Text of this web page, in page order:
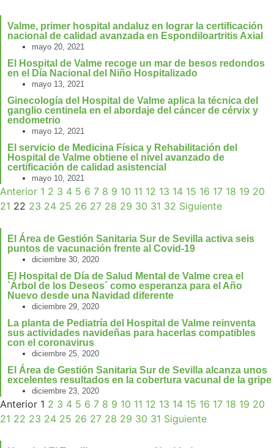
Valme, primer hospital andaluz en lograr la certificación
nacional de calidad avanzada en Espondiloartritis Axial
mayo 20, 2021
El Hospital de Valme recoge un mar de besos redondos
en el Día Nacional del Niño Hospitalizado
mayo 13, 2021
Ginecología del Hospital de Valme aplica la técnica del
ganglio centinela en el abordaje del cáncer de cérvix y
endometrio
mayo 12, 2021
El servicio de Medicina Física y Rehabilitación del
Hospital de Valme obtiene el nivel avanzado de
certificación de calidad asistencial
mayo 10, 2021
Anterior 1 2 3 4 5 6 7 8 9 10 11 12 13 14 15 16 17 18 19 20
21 22 23 24 25 26 27 28 29 30 31 32 Siguiente
El Área de Gestión Sanitaria Sur de Sevilla activa seis
puntos de vacunación frente al Covid-19
diciembre 30, 2020
El Hospital de Día de Salud Mental de Valme crea el
`Árbol de los Deseos´ como esperanza para el Año
Nuevo desde una Navidad diferente
diciembre 29, 2020
La planta de Pediatría del Hospital de Valme reinventa
sus actividades navideñas para hacerlas compatibles
con el coronavirus
diciembre 25, 2020
El Área de Gestión Sanitaria Sur de Sevilla alcanza unos
excelentes resultados en la cobertura vacunal de la gripe
diciembre 23, 2020
Anterior 1 2 3 4 5 6 7 8 9 10 11 12 13 14 15 16 17 18 19 20
21 22 23 24 25 26 27 28 29 30 31 Siguiente